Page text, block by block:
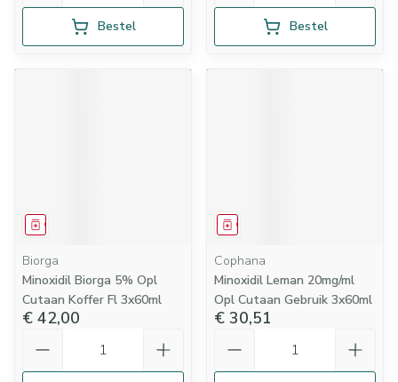
Bestel Bestel
Geneesmiddel
Biorga
Minoxidil Biorga 5% Opl
Cutaan Koffer Fl 3x60ml
€ 42,00
Geneesmiddel
Cophana
Minoxidil Leman 20mg/ml
Opl Cutaan Gebruik 3x60ml
€ 30,51